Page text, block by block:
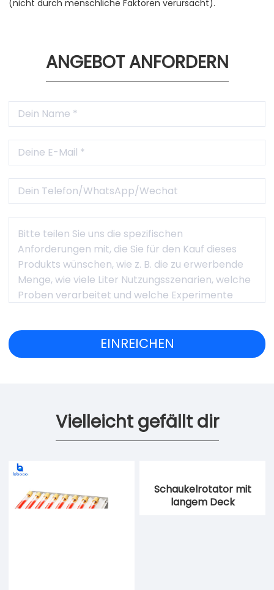
(nicht durch menschliche Faktoren verursacht).
ANGEBOT ANFORDERN
Vielleicht gefällt dir
Schaukelrotator mit
langem Deck